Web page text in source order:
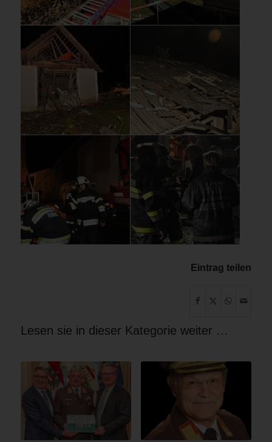
Eintrag teilen
Lesen sie in dieser Kategorie weiter …